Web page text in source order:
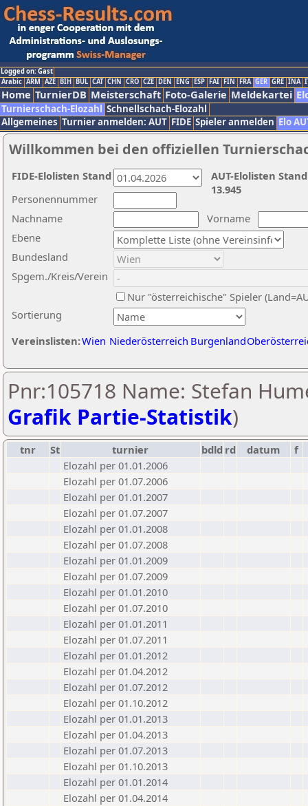
Logged on: Gast
Arabic ARM AZE BIH BUL CAT CHN CRO CZE DEN ENG ESP FAI FIN FRA GER GRE INA
Home TurnierDB Meisterschaft Foto-Galerie Meldekartei
Turnierschach-Elozahl Schnellschach-Elozahl
Allgemeines Turnier anmelden: AUT FIDE Spieler anmelden Elo
Willkommen bei den offiziellen
Nachname
Vorname
Ebene
Sortierung
Personennummer
Bundesland
Spgem./Kreis/Verein
Nur "österreichische" Spieler
Vereinslisten:Wien Niederösterreich Burgenland
AUT-Elolisten
13.945
FIDE-Elolisten Stand
Pnr:105718 Name: Stefan
Grafik Partie-Statistik)
tnr St turnier bdld rd datum
f
Elozahl per 01.01.2006
Elozahl per 01.07.2006
Elozahl per 01.01.2007
Elozahl per 01.07.2007
Elozahl per 01.01.2008
Elozahl per 01.07.2008
Elozahl per 01.01.2009
Elozahl per 01.07.2009
Elozahl per 01.01.2010
Elozahl per 01.07.2010
Elozahl per 01.01.2011
Elozahl per 01.07.2011
Elozahl per 01.01.2012
Elozahl per 01.04.2012
Elozahl per 01.07.2012
Elozahl per 01.10.2012
Elozahl per 01.01.2013
Elozahl per 01.04.2013
Elozahl per 01.07.2013
Elozahl per 01.10.2013
Elozahl per 01.01.2014
Elozahl per 01.04.2014